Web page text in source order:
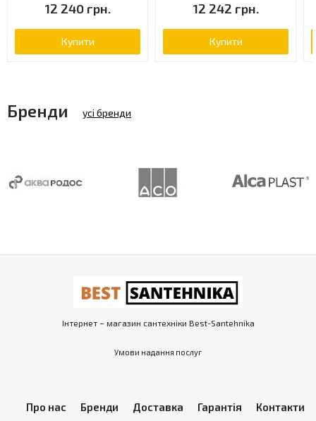
12 240 грн.
Купити
12 242 грн.
Купити
Бренди усі бренди
Інтернет – магазин сантехніки Best-Santehnika
Умови надання послуг
Про нас Бренди Доставка Гарантія Контакти